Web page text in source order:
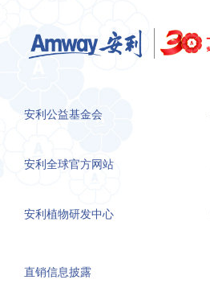
安利公益基金会
安利全球官方网站
安利植物研发中心
直销信息披露